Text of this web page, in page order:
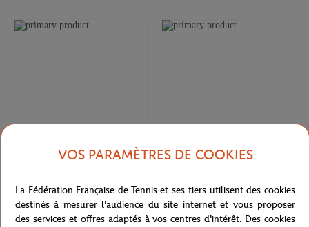
Jupe Ramasseuse femme Lacoste x
Roland-Garros - Blanc
T-shirt Performance homme Lacoste
x Roland-Garros - Vert
VOS PARAMÈTRES DE COOKIES
La Fédération Française de Tennis et ses tiers utilisent des cookies
destinés à mesurer l'audience du site internet et vous proposer
des services et offres adaptés à vos centres d'intérêt. Des cookies